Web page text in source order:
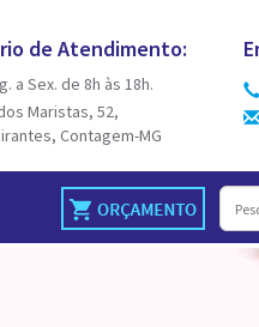
de Atendimento:
a Sex. de 8h às 18h.
Maristas, 52,
Contagem-MG